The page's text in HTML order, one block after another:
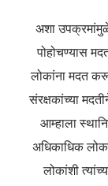
अशा
पोहोचण्यास
लोकांना मदत
संरक्षकांच्या
आम्हाला
अधिकाधिक
लोकांशी